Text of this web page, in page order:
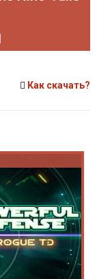
Как скачать?